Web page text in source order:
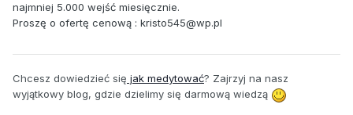
najmniej 5.000 wejść miesięcznie.
Proszę o ofertę cenową : kristo545@wp.pl
Chcesz dowiedzieć się jak medytować? Zajrzyj na nasz
wyjątkowy blog, gdzie dzielimy się darmową wiedzą